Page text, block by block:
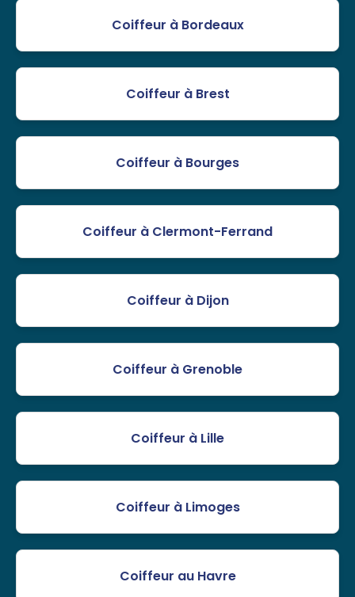
Coiffeur à Bordeaux
Coiffeur à Brest
Coiffeur à Bourges
Coiffeur à Clermont-Ferrand
Coiffeur à Dijon
Coiffeur à Grenoble
Coiffeur à Lille
Coiffeur à Limoges
Coiffeur au Havre